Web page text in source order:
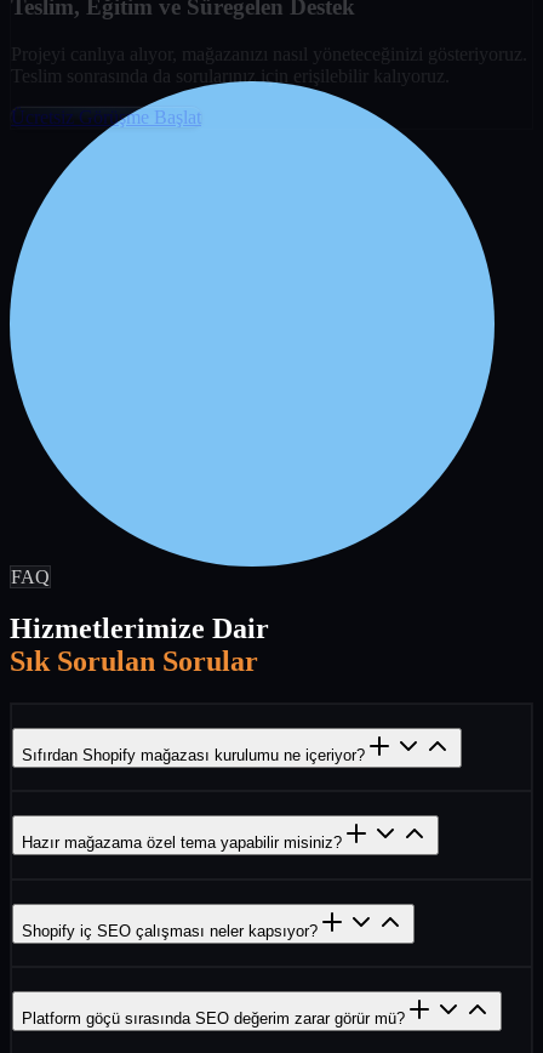
Teslim, Eğitim ve Süregelen Destek
Projeyi canlıya alıyor, mağazanızı nasıl yöneteceğinizi gösteriyoruz.
Teslim sonrasında da sorularınız için erişilebilir kalıyoruz.
Ücretsiz Görüşme Başlat
FAQ
Hizmetlerimize Dair
Sık Sorulan Sorular
Sıfırdan Shopify mağazası kurulumu ne içeriyor?
Hazır mağazama özel tema yapabilir misiniz?
Shopify iç SEO çalışması neler kapsıyor?
Platform göçü sırasında SEO değerim zarar görür mü?